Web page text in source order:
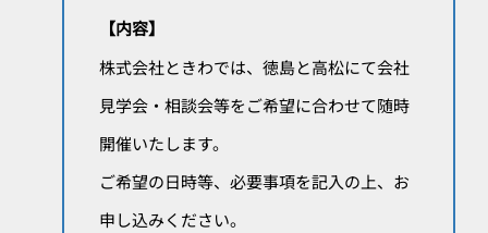
【内容】
株式会社ときわでは、徳島と高松にて会社
見学会・相談会等をご希望に合わせて随時
開催いたします。
ご希望の日時等、必要事項を記入の上、お
申し込みください。